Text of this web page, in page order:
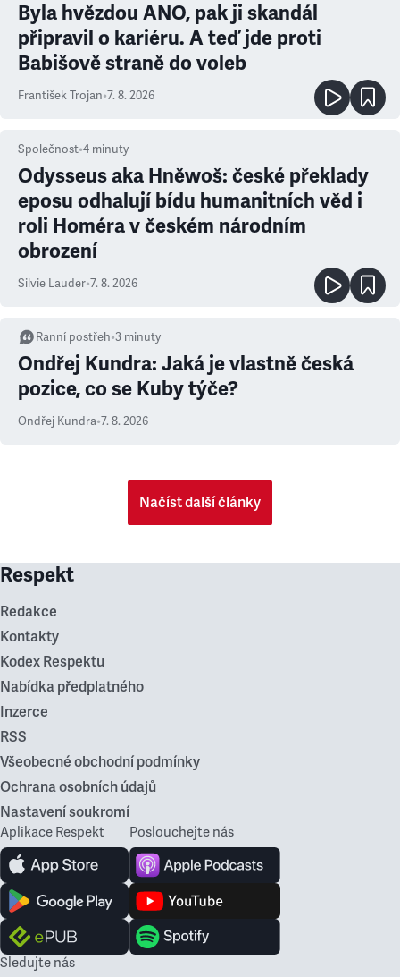
Byla hvězdou ANO, pak ji skandál
připravil o kariéru. A teď jde proti
Babišově straně do voleb
František Trojan•7. 8. 2026
Společnost•4 minuty
Odysseus aka Hněwoš: české překlady
eposu odhalují bídu humanitních věd i
roli Homéra v českém národním
obrození
Silvie Lauder•7. 8. 2026
Ranní postřeh•3 minuty
Ondřej Kundra: Jaká je vlastně česká
pozice, co se Kuby týče?
Ondřej Kundra•7. 8. 2026
Načíst další články
Respekt
Redakce
Kontakty
Kodex Respektu
Nabídka předplatného
Inzerce
RSS
Všeobecné obchodní podmínky
Ochrana osobních údajů
Nastavení soukromí
Aplikace Respekt Poslouchejte nás
Sledujte nás